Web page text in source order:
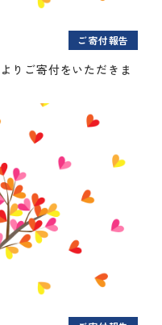
ご寄付報告
りご寄付をいただきま